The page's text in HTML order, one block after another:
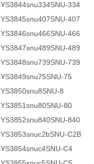
YS3844snu334SNU-334
YS3845snu407SNU-407
YS3846snu466SNU-466
YS3847snu489SNU-489
YS3848snu739SNU-739
YS3849snu75SNU-75
YS3850snu8SNU-8
YS3851snu80SNU-80
YS3852snu840SNU-840
YS3853snuc2bSNU-C2B
YS3854snuc4SNU-C4